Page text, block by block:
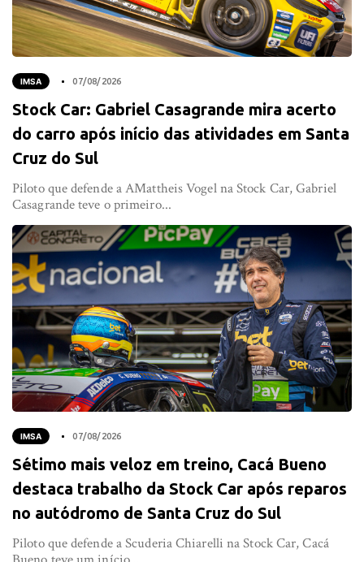
IMSA 07/08/2026
Stock Car: Gabriel Casagrande mira acerto
do carro após início das atividades em Santa
Cruz do Sul
Piloto que defende a AMattheis Vogel na Stock Car, Gabriel
Casagrande teve o primeiro...
IMSA 07/08/2026
Sétimo mais veloz em treino, Cacá Bueno
destaca trabalho da Stock Car após reparos
no autódromo de Santa Cruz do Sul
Piloto que defende a Scuderia Chiarelli na Stock Car, Cacá